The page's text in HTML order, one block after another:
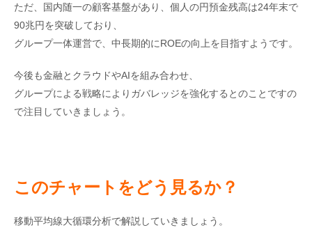
ただ、国内随一の顧客基盤があり、個人の円預金残高は24年末で
90兆円を突破しており、
グループ一体運営で、中長期的にROEの向上を目指すようです。
今後も金融とクラウドやAIを組み合わせ、
グループによる戦略によりガバレッジを強化するとのことですの
で注目していきましょう。
このチャートをどう見るか？
移動平均線大循環分析で解説していきましょう。